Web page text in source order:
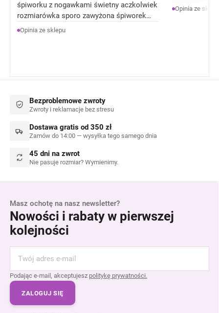
śpiworku z nogawkami świetny aczkolwiek
rozmiarówka sporo zawyżona śpiworek
rozmiar 92 jest jak 104 rozmiar . Ale
Opinia ze sklepu
Opinia ze
Bezproblemowe zwroty
Zwroty i reklamacje bez stresu
Dostawa gratis od 350 zł
Zamów do 14:00 — wysyłka tego samego dnia
45 dni na zwrot
Nie pasuje rozmiar? Wymienimy.
Masz ochotę na nasz newsletter?
Nowości i rabaty w pierwszej
kolejności
Podając e-mail, akceptujesz politykę prywatności.
ZALOGUJ SIĘ